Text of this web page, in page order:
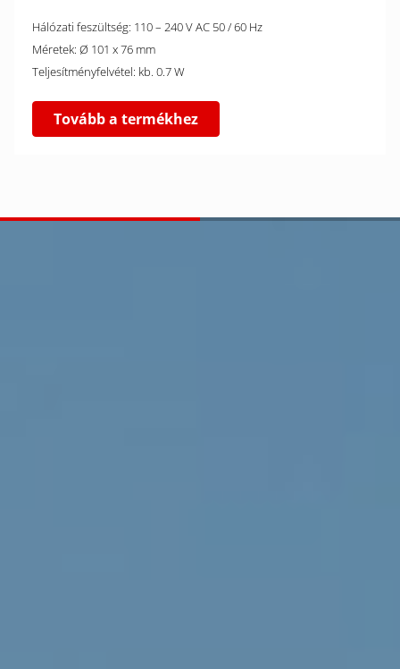
Hálózati feszültség: 110 – 240 V AC 50 / 60 Hz
Méretek: Ø 101 x 76 mm
Teljesítményfelvétel: kb. 0.7 W
Tovább a termékhez